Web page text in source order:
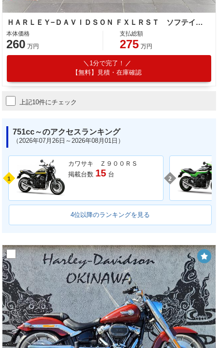
ＨＡＲＬＥＹ−ＤＡＶＩＤＳＯＮ ＦＸＬＲＳＴ ソフテイル ローライダーＳＴ ２人乗り構造変更済み
本体価格
260 万円
支払総額
275 万円
1分で完了！
【無料】見積・在庫確認
上記10件にチェック
751cc～のアクセスランキング
（2026年07月26日～2026年08月01日）
1
カワサキ Ｚ９００ＲＳ
掲載台数 15 台
2
4位以降のランキングを見る